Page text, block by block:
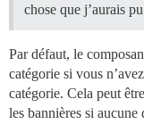
chose que j’aurais
Par défaut, le
catégorie si vous
catégorie. Cela peut
les bannières si